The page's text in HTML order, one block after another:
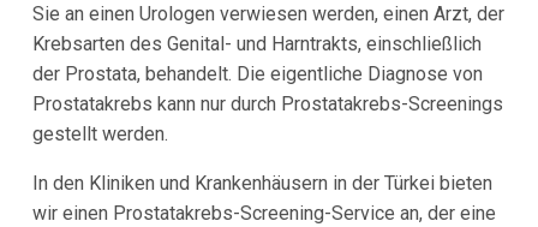
Sie an einen Urologen verwiesen werden, einen Arzt, der
Krebsarten des Genital- und Harntrakts, einschließlich
der Prostata, behandelt. Die eigentliche Diagnose von
Prostatakrebs kann nur durch Prostatakrebs-Screenings
gestellt werden.
In den Kliniken und Krankenhäusern in der Türkei bieten
wir einen Prostatakrebs-Screening-Service an, der eine